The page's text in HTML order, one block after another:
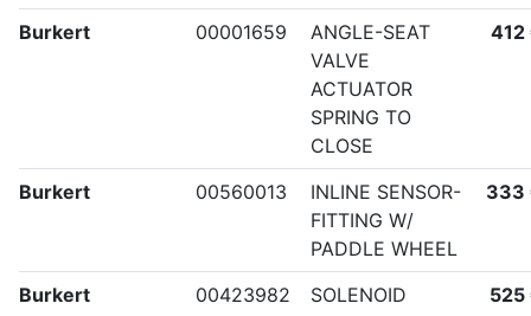
Burkert 00001659
ANGLE-SEAT
VALVE
ACTUATOR
SPRING TO
CLOSE
412
Burkert 00560013
INLINE SENSOR-
FITTING W/
PADDLE WHEEL
333
Burkert 00423982
SOLENOID
525